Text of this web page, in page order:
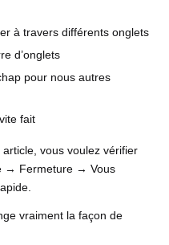
à travers différents onglets
d’onglets
pour nous autres
fait
article, vous voulez vérifier
→ Fermeture → Vous
vraiment la façon de